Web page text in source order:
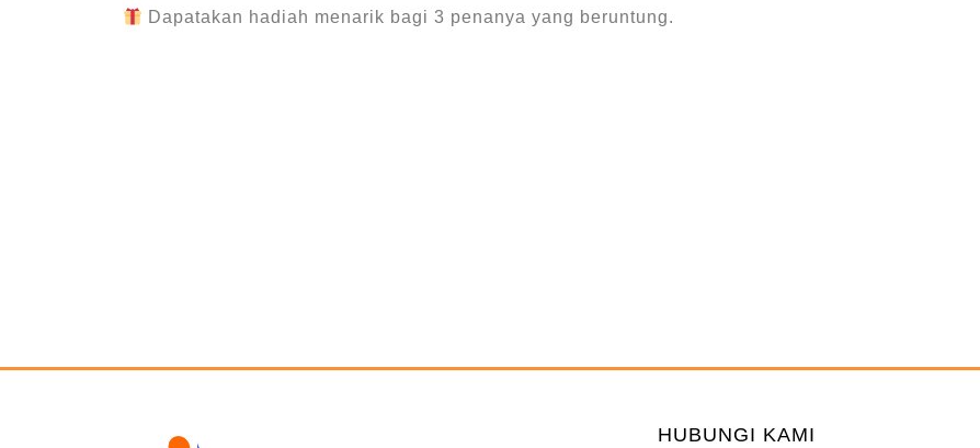
Dapatakan hadiah menarik bagi 3 penanya yang beruntung.
HUBUNGI KAMI